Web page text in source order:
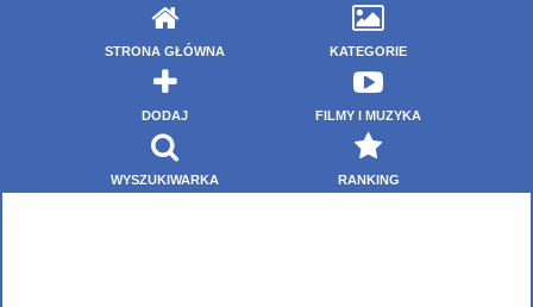
STRONA GŁÓWNA KATEGORIE
DODAJ FILMY I MUZYKA
WYSZUKIWARKA RANKING